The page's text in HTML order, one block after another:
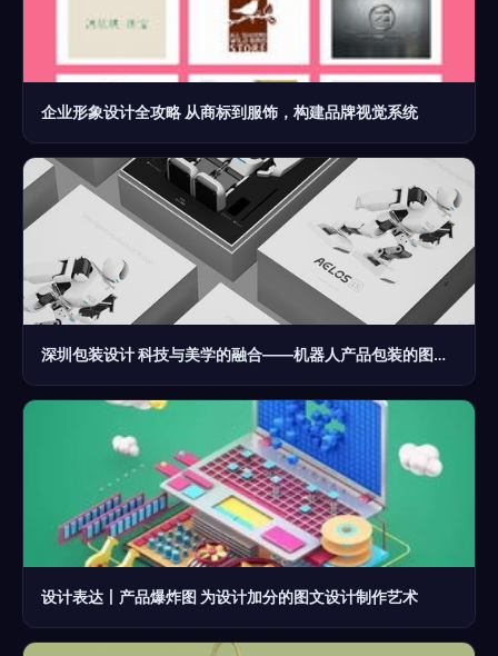
企业形象设计全攻略 从商标到服饰，构建品牌视觉系统
深圳包装设计 科技与美学的融合——机器人产品包装的图文制作艺术
设计表达丨产品爆炸图 为设计加分的图文设计制作艺术